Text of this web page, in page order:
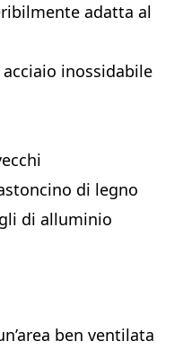
adatta al
inossidabile
di legno
di alluminio
ben ventilata